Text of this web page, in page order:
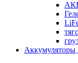
Аккумуляторы